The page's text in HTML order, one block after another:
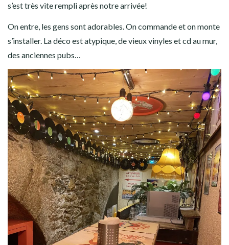
s’est très vite rempli après notre arrivée!
On entre, les gens sont adorables. On commande et on monte
s’installer. La déco est atypique, de vieux vinyles et cd au mur,
des anciennes pubs…